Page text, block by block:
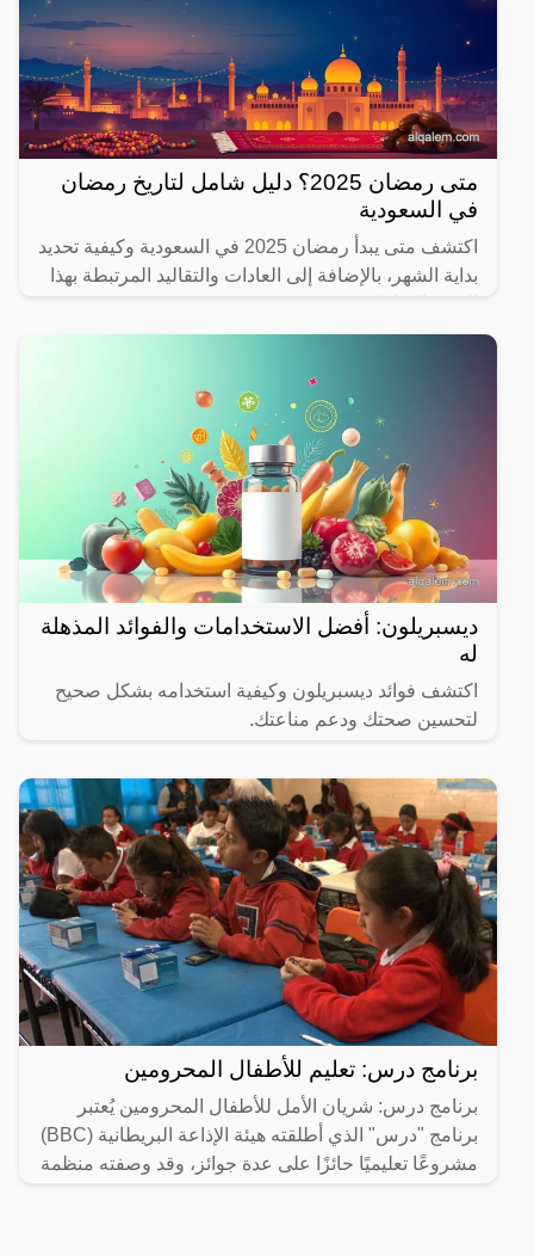
متى رمضان 2025؟ دليل شامل لتاريخ رمضان
في السعودية
اكتشف متى يبدأ رمضان 2025 في السعودية وكيفية تحديد
بداية الشهر، بالإضافة إلى العادات والتقاليد المرتبطة بهذا
ديسبريلون: أفضل الاستخدامات والفوائد المذهلة
له
اكتشف فوائد ديسبريلون وكيفية استخدامه بشكل صحيح
لتحسين صحتك ودعم مناعتك.
برنامج درس: تعليم للأطفال المحرومين
برنامج درس: شريان الأمل للأطفال المحرومين يُعتبر
برنامج "درس" الذي أطلقته هيئة الإذاعة البريطانية (BBC)
مشروعًا تعليميًا حائزًا على عدة جوائز، وقد وصفته منظمة